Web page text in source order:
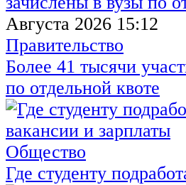
Августа 2026 15:12
Правительство
Более 41 тысячи
по отдельной квоте
Общество
Где студенту